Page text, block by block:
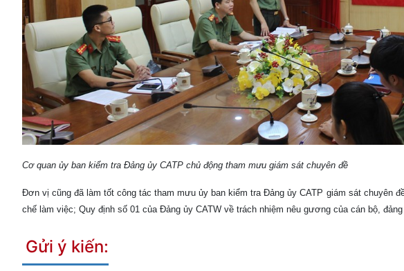
Cơ quan ủy ban kiểm tra Đảng ủy CATP chủ động tham mưu giám sát chuyên đề
Đơn vị cũng đã làm tốt công tác tham mưu ủy ban kiểm tra Đảng ủy CATP giám sát chuyên
chế làm việc; Quy định số 01 của Đảng ủy CATW về trách nhiệm nêu gương của cán bộ,
Gửi ý kiến: